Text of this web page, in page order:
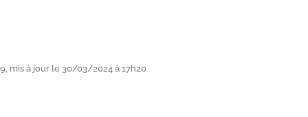
mis à jour le 30/03/2024 à 17h20